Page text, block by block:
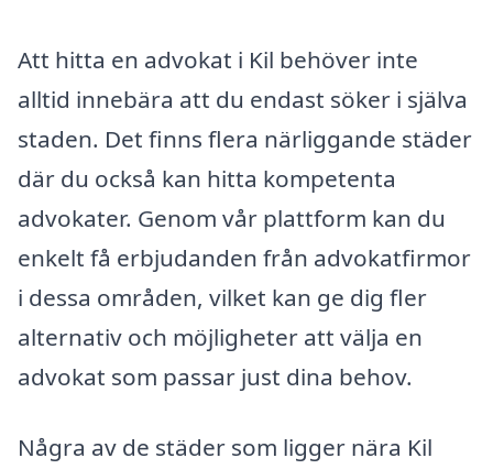
Att hitta en advokat i Kil behöver inte
alltid innebära att du endast söker i själva
staden. Det finns flera närliggande städer
där du också kan hitta kompetenta
advokater. Genom vår plattform kan du
enkelt få erbjudanden från advokatfirmor
i dessa områden, vilket kan ge dig fler
alternativ och möjligheter att välja en
advokat som passar just dina behov.
Några av de städer som ligger nära Kil